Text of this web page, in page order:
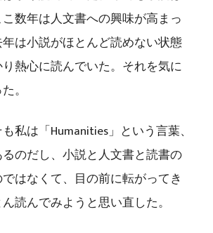
数年は人文書への興味が高まっ
は小説がほとんど読めない状態
熱心に読んでいた。それを気に
。
私は「Humanities」という言葉、
のだし、小説と人文書と読書の
はなくて、目の前に転がってき
読んでみようと思い直した。